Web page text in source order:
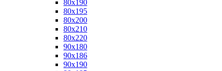
80x190
80x195
80x200
80x210
80x220
90x180
90x186
90x190